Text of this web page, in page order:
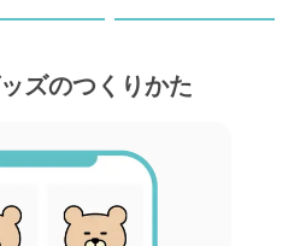
ズのつくりかた